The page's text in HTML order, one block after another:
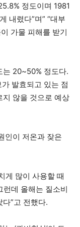
정도이며 1981
내렸다”며” “대부
가물 피해를 받기
는 20~50% 정도다.
발효되고 있는 점
지 않을 것으로 예상
인이 저온과 잦은
게 많이 사용할 때
런데 올해는 질소비
”고 전했다.